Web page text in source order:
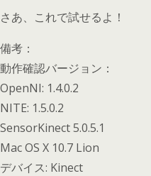
さあ、これで試せるよ！
備考：
動作確認バージョン：
OpenNI: 1.4.0.2
NITE: 1.5.0.2
SensorKinect 5.0.5.1
Mac OS X 10.7 Lion
デバイス: Kinect